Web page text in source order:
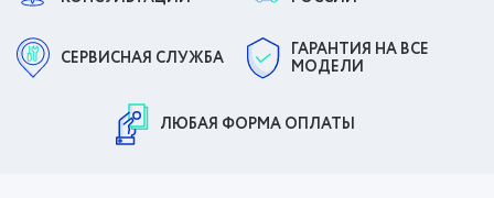
СЕРВИСНАЯ СЛУЖБА
ГАРАНТИЯ НА ВСЕ
МОДЕЛИ
ЛЮБАЯ ФОРМА ОПЛАТЫ